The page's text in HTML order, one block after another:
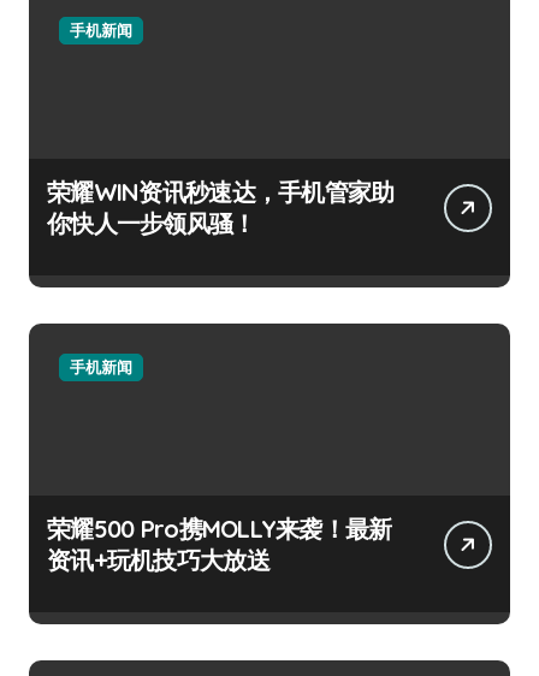
手机新闻
荣耀WIN资讯秒速达，手机管家助
你快人一步领风骚！
手机新闻
荣耀500 Pro携MOLLY来袭！最新
资讯+玩机技巧大放送